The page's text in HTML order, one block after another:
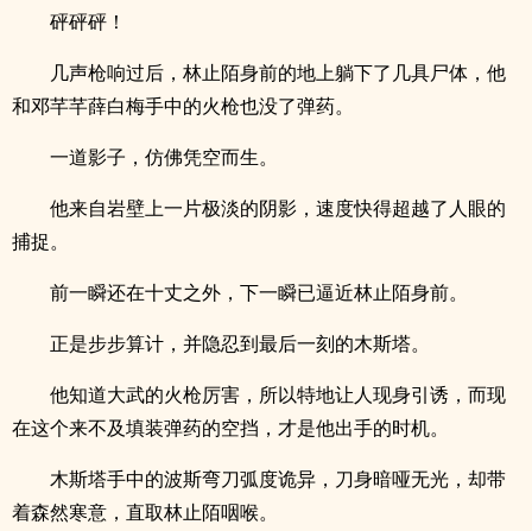
砰砰砰！
几声枪响过后，林止陌身前的地上躺下了几具尸体，他
和邓芊芊薛白梅手中的火枪也没了弹药。
一道影子，仿佛凭空而生。
他来自岩壁上一片极淡的阴影，速度快得超越了人眼的
捕捉。
前一瞬还在十丈之外，下一瞬已逼近林止陌身前。
正是步步算计，并隐忍到最后一刻的木斯塔。
他知道大武的火枪厉害，所以特地让人现身引诱，而现
在这个来不及填装弹药的空挡，才是他出手的时机。
木斯塔手中的波斯弯刀弧度诡异，刀身暗哑无光，却带
着森然寒意，直取林止陌咽喉。